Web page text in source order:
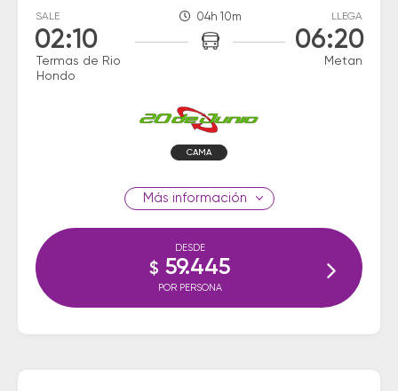
SALE
02:10
Termas de Rio
Hondo
04h 10m LLEGA
06:20
Metan
CAMA
información
DESDE
$ 59.445
POR PERSONA